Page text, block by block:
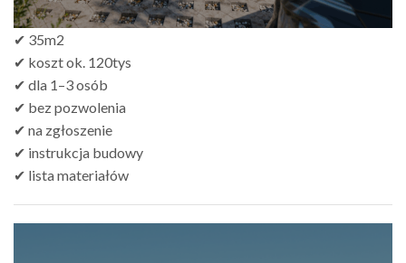
✔ 35m2
✔ koszt ok. 120tys
✔ dla 1–3 osób
✔ bez pozwolenia
✔ na zgłoszenie
✔ instrukcja budowy
✔ lista materiałów